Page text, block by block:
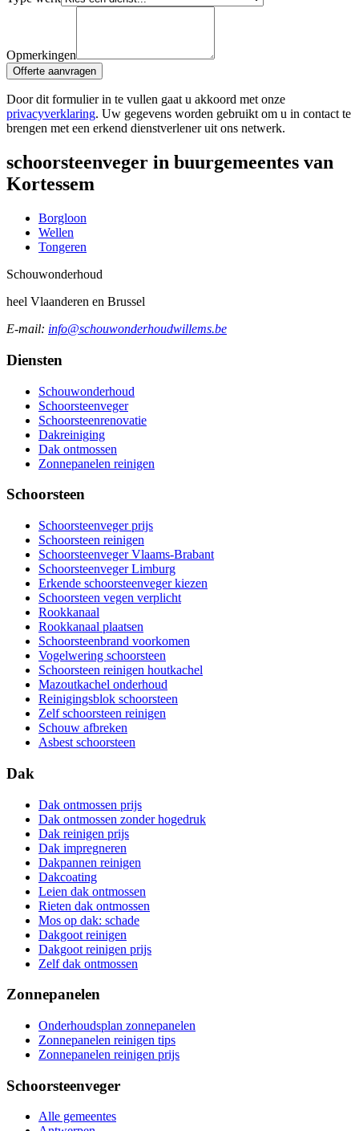
Opmerkingen
Offerte aanvragen
Door dit formulier in te vullen gaat u akkoord met onze
privacyverklaring. Uw gegevens worden gebruikt om u in contact te
brengen met een erkend dienstverlener uit ons netwerk.
schoorsteenveger in buurgemeentes van
Kortessem
Borgloon
Wellen
Tongeren
Schouwonderhoud
heel Vlaanderen en Brussel
E-mail: info@schouwonderhoudwillems.be
Diensten
Schouwonderhoud
Schoorsteenveger
Schoorsteenrenovatie
Dakreiniging
Dak ontmossen
Zonnepanelen reinigen
Schoorsteen
Schoorsteenveger prijs
Schoorsteen reinigen
Schoorsteenveger Vlaams-Brabant
Schoorsteenveger Limburg
Erkende schoorsteenveger kiezen
Schoorsteen vegen verplicht
Rookkanaal
Rookkanaal plaatsen
Schoorsteenbrand voorkomen
Vogelwering schoorsteen
Schoorsteen reinigen houtkachel
Mazoutkachel onderhoud
Reinigingsblok schoorsteen
Zelf schoorsteen reinigen
Schouw afbreken
Asbest schoorsteen
Dak
Dak ontmossen prijs
Dak ontmossen zonder hogedruk
Dak reinigen prijs
Dak impregneren
Dakpannen reinigen
Dakcoating
Leien dak ontmossen
Rieten dak ontmossen
Mos op dak: schade
Dakgoot reinigen
Dakgoot reinigen prijs
Zelf dak ontmossen
Zonnepanelen
Onderhoudsplan zonnepanelen
Zonnepanelen reinigen tips
Zonnepanelen reinigen prijs
Schoorsteenveger
Alle gemeentes